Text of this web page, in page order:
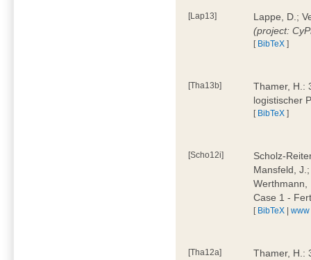
[Lap13]
Lappe, D.;
(project:
[ BibTeX ]
[Tha13b]
Thamer, H.:
logistischer
[ BibTeX ]
[Scho12i]
Scholz-
Mansfeld,
Werthmann,
Case 1 -
[ BibTeX |www
[Tha12a]
Thamer, H.: